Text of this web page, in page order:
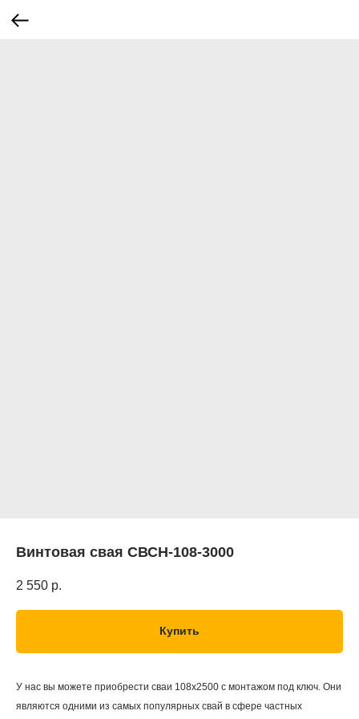
Винтовая свая СВСН-108-3000
2 550 р.
Купить
У нас вы можете приобрести сваи 108х2500 с монтажом под ключ. Они
являются одними из самых популярных свай в сфере частных